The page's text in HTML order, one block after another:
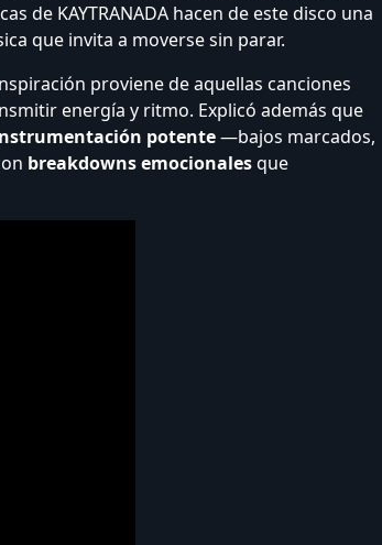
de KAYTRANADA hacen de este disco una
que invita a moverse sin parar.
proviene de aquellas canciones
energía y ritmo. Explicó además que
potente—bajos marcados,
breakdowns emocionalesque